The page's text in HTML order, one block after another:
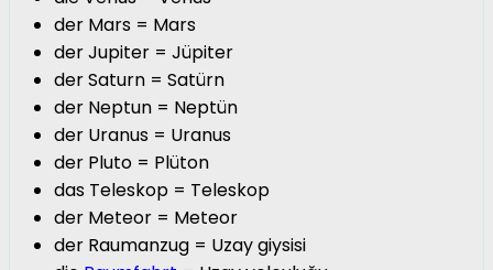
der Mars = Mars
der Jupiter = Jüpiter
der Saturn = Satürn
der Neptun = Neptün
der Uranus = Uranus
der Pluto = Plüton
das Teleskop = Teleskop
der Meteor = Meteor
der Raumanzug = Uzay giysisi